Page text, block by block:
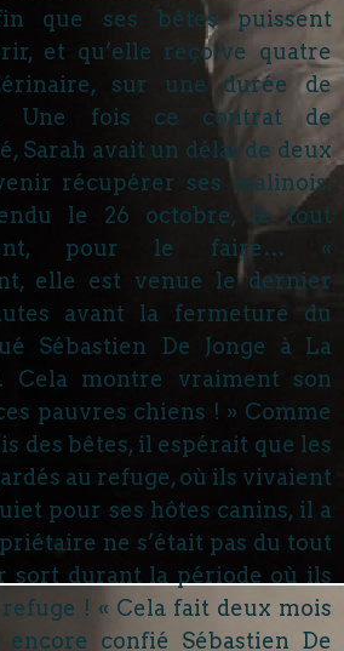
que ses bêtes puissent
et qu’elle reçoive quatre
sur une durée de
Une fois ce contrat de
Sarah avait un délai de deux
récupérer ses malinois.
le 26 octobre, le tout
pour le faire… «
elle est venue le dernier
avant la fermeture du
Sébastien De Jonge à La
Cela montre vraiment son
pauvres chiens ! » Comme
des bêtes, il espérait que les
au refuge, où ils vivaient
pour ses hôtes canins, il a
ne s’était pas du tout
sort durant la période où ils
! « Cela fait deux mois
confié Sébastien De